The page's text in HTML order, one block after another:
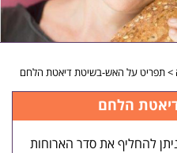
>תפריט על האש-בשיטת דיאטת הלחם
הלחם